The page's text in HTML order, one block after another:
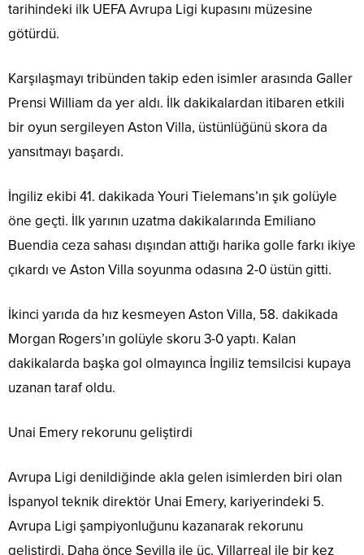
tarihindeki ilk UEFA Avrupa Ligi kupasını müzesine
götürdü.
Karşılaşmayı tribünden takip eden isimler arasında Galler
Prensi William da yer aldı. İlk dakikalardan itibaren etkili
bir oyun sergileyen Aston Villa, üstünlüğünü skora da
yansıtmayı başardı.
İngiliz ekibi 41. dakikada Youri Tielemans’ın şık golüyle
öne geçti. İlk yarının uzatma dakikalarında Emiliano
Buendia ceza sahası dışından attığı harika golle farkı ikiye
çıkardı ve Aston Villa soyunma odasına 2-0 üstün gitti.
İkinci yarıda da hız kesmeyen Aston Villa, 58. dakikada
Morgan Rogers’ın golüyle skoru 3-0 yaptı. Kalan
dakikalarda başka gol olmayınca İngiliz temsilcisi kupaya
uzanan taraf oldu.
Unai Emery rekorunu geliştirdi
Avrupa Ligi denildiğinde akla gelen isimlerden biri olan
İspanyol teknik direktör Unai Emery, kariyerindeki 5.
Avrupa Ligi şampiyonluğunu kazanarak rekorunu
geliştirdi. Daha önce Sevilla ile üç, Villarreal ile bir kez